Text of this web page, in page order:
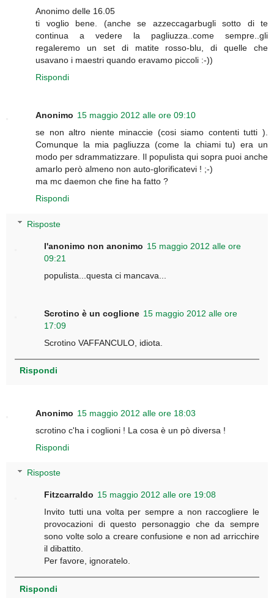
Anonimo delle 16.05
ti voglio bene. (anche se azzeccagarbugli sotto di te
continua a vedere la pagliuzza..come sempre..gli
regaleremo un set di matite rosso-blu, di quelle che
usavano i maestri quando eravamo piccoli :-))
Rispondi
Anonimo 15 maggio 2012 alle ore 09:10
se non altro niente minaccie (cosi siamo contenti tutti ).
Comunque la mia pagliuzza (come la chiami tu) era un
modo per sdrammatizzare. Il populista qui sopra puoi anche
amarlo però almeno non auto-glorificatevi ! ;-)
ma mc daemon che fine ha fatto ?
Rispondi
Risposte
l'anonimo non anonimo 15 maggio 2012 alle ore
09:21
populista...questa ci mancava...
Scrotino è un coglione 15 maggio 2012 alle ore
17:09
Scrotino VAFFANCULO, idiota.
Rispondi
Anonimo 15 maggio 2012 alle ore 18:03
scrotino c'ha i coglioni ! La cosa è un pò diversa !
Rispondi
Risposte
Fitzcarraldo 15 maggio 2012 alle ore 19:08
Invito tutti una volta per sempre a non raccogliere le
provocazioni di questo personaggio che da sempre
sono volte solo a creare confusione e non ad arricchire
il dibattito.
Per favore, ignoratelo.
Rispondi